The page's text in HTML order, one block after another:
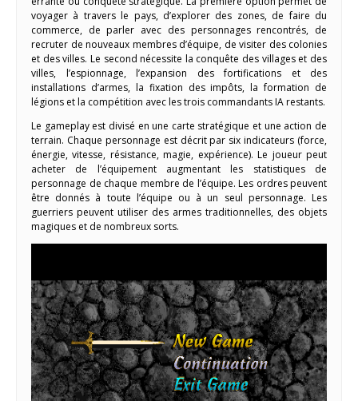
voyager à travers le pays, d’explorer des zones, de faire du
commerce, de parler avec des personnages rencontrés, de
recruter de nouveaux membres d’équipe, de visiter des colonies
et des villes. Le second nécessite la conquête des villages et des
villes, l’espionnage, l’expansion des fortifications et des
installations d’armes, la fixation des impôts, la formation de
légions et la compétition avec les trois commandants IA restants.
Le gameplay est divisé en une carte stratégique et une action de
terrain. Chaque personnage est décrit par six indicateurs (force,
énergie, vitesse, résistance, magie, expérience). Le joueur peut
acheter de l’équipement augmentant les statistiques de
personnage de chaque membre de l’équipe. Les ordres peuvent
être donnés à toute l’équipe ou à un seul personnage. Les
guerriers peuvent utiliser des armes traditionnelles, des objets
magiques et de nombreux sorts.